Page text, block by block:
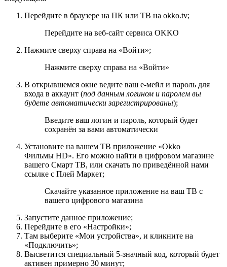
Перейдите в браузере на ПК или ТВ на okko.tv;
Перейдите на веб-сайт сервиса OKKO
Нажмите сверху справа на «Войти»;
Нажмите сверху справа на «Войти»
В открывшемся окне ведите ваш е-мейл и пароль для
входа в аккаунт (под данным логином и паролем вы
будете автоматически зарегистрированы);
Введите ваш логин и пароль, который будет
сохранён за вами автоматически
Установите на вашем ТВ приложение «Okko
Фильмы HD». Его можно найти в цифровом магазине
вашего Смарт ТВ, или скачать по приведённой нами
ссылке с Плей Маркет;
Скачайте указанное приложение на ваш ТВ с
вашего цифрового магазина
Запустите данное приложение;
Перейдите в его «Настройки»;
Там выберите «Мои устройства», и кликните на
«Подключить»;
Высветится специальный 5-значный код, который будет
активен примерно 30 минут;